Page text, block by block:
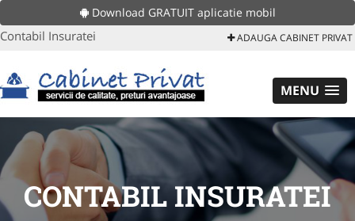
Download GRATUIT aplicatie mobil
Contabil Insuratei ADAUGA CABINET PRIVAT
MENU
CONTABIL INSURATEI